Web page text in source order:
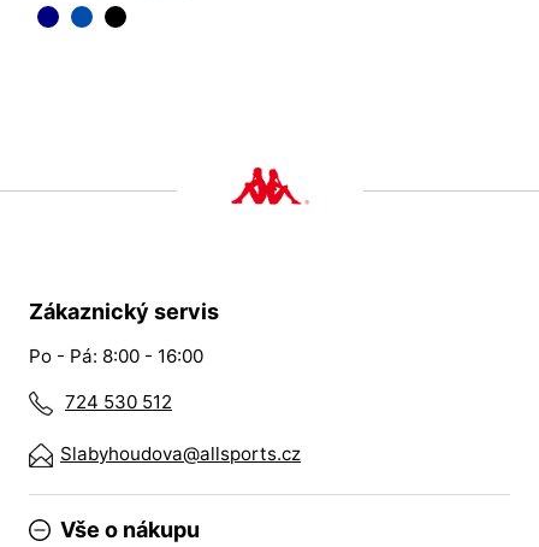
Zákaznický servis
Po - Pá: 8:00 - 16:00
724 530 512
Slabyhoudova@allsports.cz
Vše o nákupu